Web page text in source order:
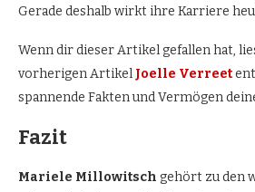
Gerade deshalb wirkt ihre Karriere
Wenn dir dieser Artikel gefallen hat,
vorherigen Artikel Joelle Verreet
spannende Fakten und Vermögen
Fazit
Mariele Millowitsch gehört zu den